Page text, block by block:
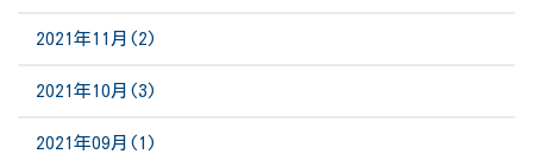
2021年11月(2)
2021年10月(3)
2021年09月(1)